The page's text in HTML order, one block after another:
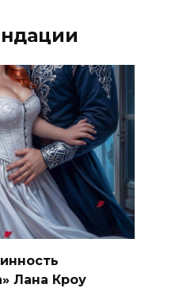
Лана Кроу